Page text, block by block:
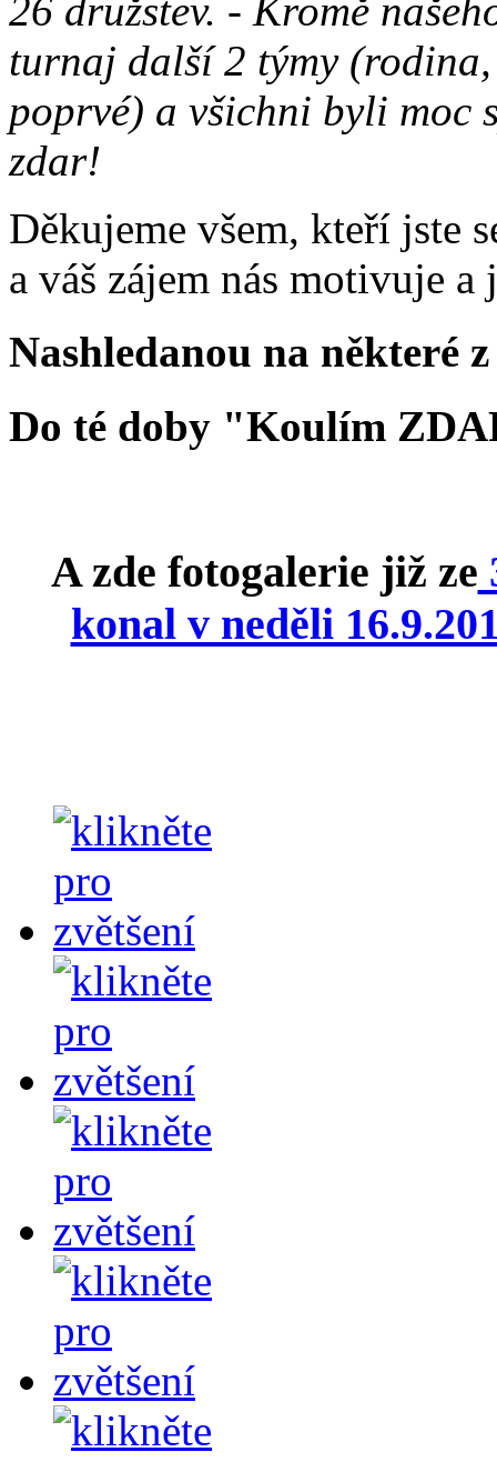
26 družstev. - Kromě
turnaj další 2 týmy
poprvé) a všichni byli moc
zdar!
Děkujeme všem, kteří jste
a váš zájem nás motivuje
Nashledanou na některé
Do té doby "Koulím
A zde fotogalerie již ze
konal v neděli